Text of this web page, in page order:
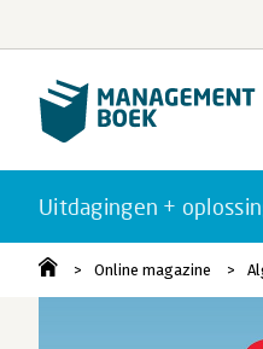
Uitdagingen +
Online magazine